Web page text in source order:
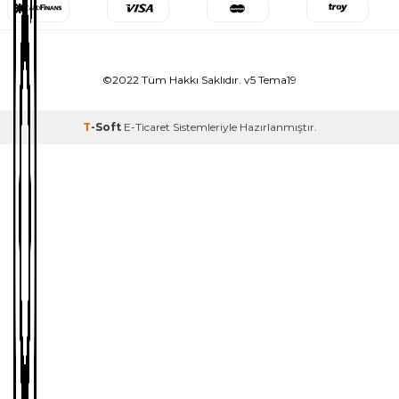
©2022 Tüm Hakkı Saklıdır. v5 Tema19
T-Soft E-Ticaret Sistemleriyle Hazırlanmıştır.